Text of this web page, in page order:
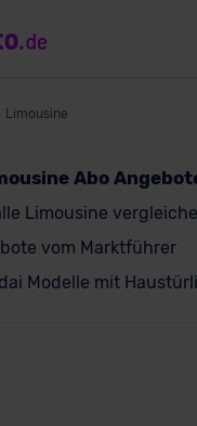
Limousine
Abo
Limousine
vom Marktführer
Modelle mit